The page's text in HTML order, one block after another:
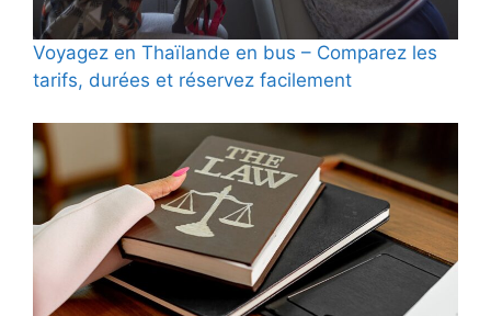
Voyagez en Thaïlande en bus – Comparez les
tarifs, durées et réservez facilement